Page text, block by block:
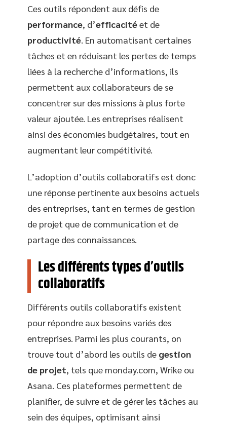
Ces outils répondent aux défis de
performance, d’efficacitéet de
productivité . En automatisant certaines
tâches et en réduisant les pertes de temps
liées à la recherche d’informations, ils
permettent aux collaborateurs de se
concentrer sur des missions à plus forte
valeur ajoutée. Les entreprises réalisent
ainsi des économies budgétaires, tout en
augmentant leur compétitivité.
L’adoption d’outils collaboratifs est donc
une réponse pertinente aux besoins actuels
des entreprises, tant en termes de gestion
de projet que de communication et de
partage des connaissances.
Les différents types d’outils
collaboratifs
Différents outils collaboratifs existent
pour répondre aux besoins variés des
entreprises. Parmi les plus courants, on
trouve tout d’abord les outils de gestion
de projet, tels que monday.com, Wrike ou
Asana. Ces plateformes permettent de
planifier, de suivre et de gérer les tâches au
sein des équipes, optimisant ainsi